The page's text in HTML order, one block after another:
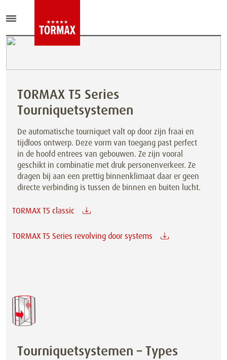
TORMAX T5 Series
Tourniquetsystemen
De automatische tourniquet valt op door zijn fraai en
tijdloos ontwerp. Deze vorm van toegang past perfect
in de hoofd entrees van gebouwen. Ze zijn vooral
geschikt in combinatie met druk personenverkeer. Ze
dragen bij aan een prettig binnenklimaat daar er geen
directe verbinding is tussen de binnen en buiten lucht.
TORMAX T5 classic
TORMAX T5 Series revolving door systems
Tourniquetsystemen – Types